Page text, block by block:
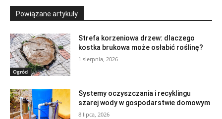
Powiązane artykuły
Ogród
Strefa korzeniowa drzew: dlaczego
kostka brukowa może osłabić roślinę?
1 sierpnia, 2026
Systemy oczyszczania i recyklingu
szarej wody w gospodarstwie domowym
8 lipca, 2026